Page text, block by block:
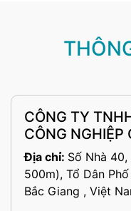
CÔNG TY
CÔNG NGHIỆP
Địa chỉ: Số Nhà
500m), Tổ Dân
Bắc Giang , Việt